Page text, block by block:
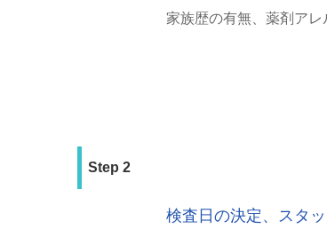
家族歴の有無、薬剤アレ
Step 2
検査日の決定、スタ